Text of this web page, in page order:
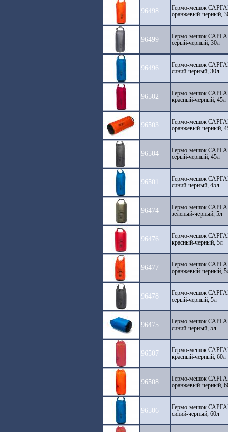
96498
Гермо-мешок
оранжевый-черный,
96499
Гермо-мешок
серый-черный, 30л
96496
Гермо-мешок
синий-черный, 30л
96502
Гермо-мешок
красный-черный, 45л
96503
Гермо-мешок
оранжевый-черный,
96504
Гермо-мешок
серый-черный, 45л
96501
Гермо-мешок
синий-черный, 45л
96474
Гермо-мешок
зеленый-черный, 5л
96476
Гермо-мешок
красный-черный, 5л
96477
Гермо-мешок
оранжевый-черный,
96478
Гермо-мешок
серый-черный, 5л
96475
Гермо-мешок
синий-черный, 5л
96507
Гермо-мешок
красный-черный, 60л
96508
Гермо-мешок
оранжевый-черный,
96506
Гермо-мешок
синий-черный, 60л